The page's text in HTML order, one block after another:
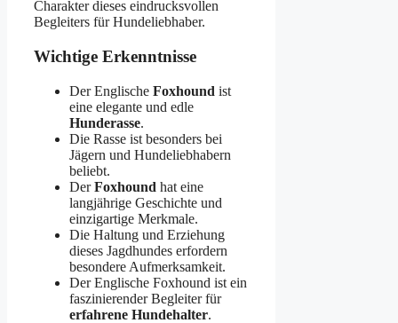
Charakter dieses eindrucksvollen
Begleiters für Hundeliebhaber.
Wichtige Erkenntnisse
Der Englische Foxhound ist
eine elegante und edle
Hunderasse.
Die Rasse ist besonders bei
Jägern und Hundeliebhabern
beliebt.
DerFoxhound hat eine
langjährige Geschichte und
einzigartige Merkmale.
Die Haltung und Erziehung
dieses Jagdhundes erfordern
besondere Aufmerksamkeit.
Der Englische Foxhound ist ein
faszinierender Begleiter für
erfahrene Hundehalter.